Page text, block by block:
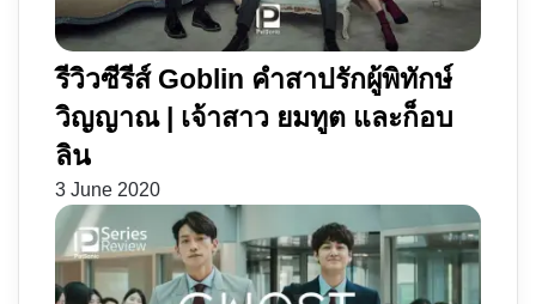
รีวิวซีรีส์ Goblin คำสาปรักผู้พิทักษ์
วิญญาณ | เจ้าสาว ยมทูต และก็อบ
ลิน
3 June 2020